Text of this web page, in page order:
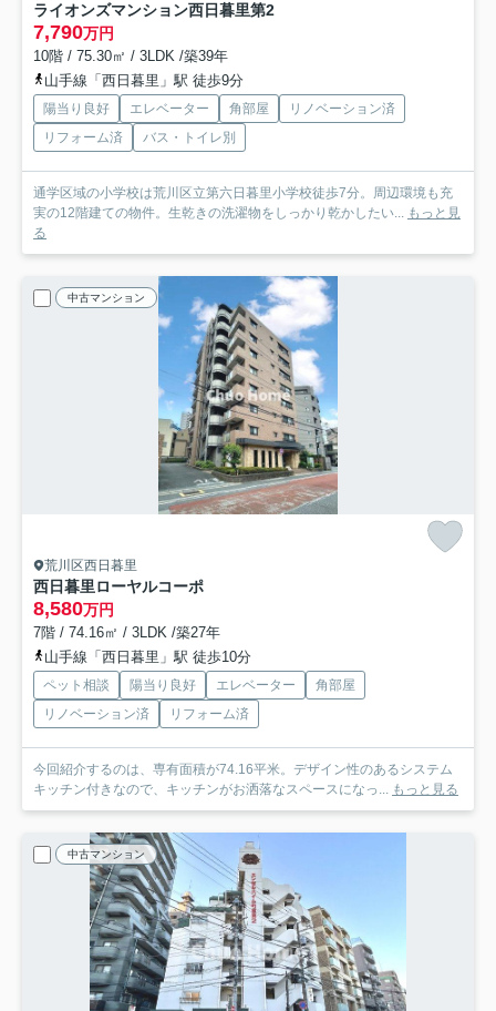
ライオンズマンション西日暮里第2
7,790万円
10階 / 75.30㎡ / 3LDK /築39年
山手線「西日暮里」駅 徒歩9分
陽当り良好 エレベーター 角部屋
リノベーション済
リフォーム済
バス・トイレ別
通学区域の小学校は荒川区立第六日暮里小学校徒歩7分。周辺環境も充
実の12階建ての物件。生乾きの洗濯物をしっかり乾かしたい... もっと見
る
中古マンション
荒川区西日暮里
西日暮里ローヤルコーポ
8,580万円
7階 / 74.16㎡ / 3LDK /築27年
山手線「西日暮里」駅 徒歩10分
ペット相談 陽当り良好 エレベーター
角部屋
リノベーション済
リフォーム済
今回紹介するのは、専有面積が74.16平米。デザイン性のあるシステム
キッチン付きなので、キッチンがお洒落なスペースになっ... もっと見る
中古マンション